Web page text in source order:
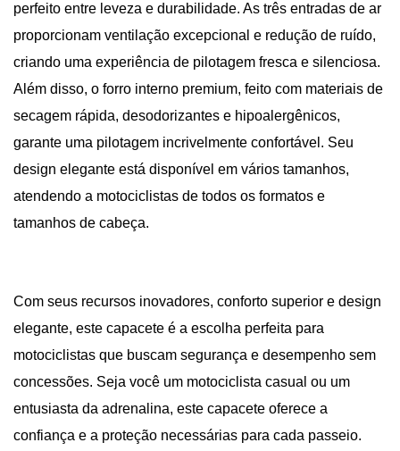
perfeito entre leveza e durabilidade. As três entradas de ar
proporcionam ventilação excepcional e redução de ruído,
criando uma experiência de pilotagem fresca e silenciosa.
Além disso, o forro interno premium, feito com materiais de
secagem rápida, desodorizantes e hipoalergênicos,
garante uma pilotagem incrivelmente confortável. Seu
design elegante está disponível em vários tamanhos,
atendendo a motociclistas de todos os formatos e
tamanhos de cabeça.
Com seus recursos inovadores, conforto superior e design
elegante, este capacete é a escolha perfeita para
motociclistas que buscam segurança e desempenho sem
concessões. Seja você um motociclista casual ou um
entusiasta da adrenalina, este capacete oferece a
confiança e a proteção necessárias para cada passeio.